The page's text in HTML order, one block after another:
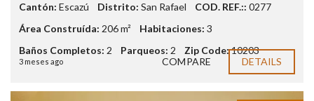
Cantón: Escazú Distrito: San Rafael COD. REF.:: 0277
Área Construída: 206 m² Habitaciones: 3
Baños Completos: 2 Parqueos: 2 Zip Code:10203
3 meses ago COMPARE DETAILS